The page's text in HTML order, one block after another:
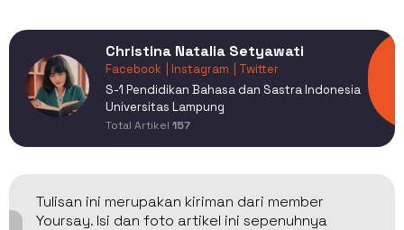
Christina Natalia Setyawati
Facebook | Instagram
| Twitter
S-1 Pendidikan Bahasa dan Sastra Indonesia
Universitas Lampung
Total Artikel 157
Tulisan ini merupakan kiriman dari member
Yoursay. Isi dan foto artikel ini sepenuhnya